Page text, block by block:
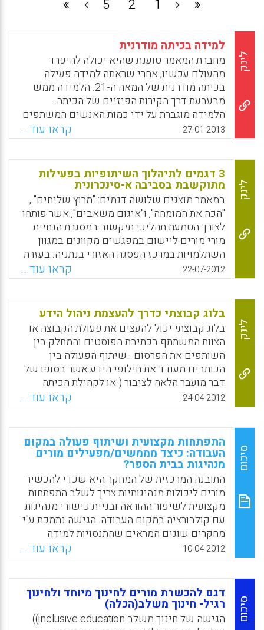
1
2
5
לינק
למידה בכיתה מודרנית
מחברת המאמר טוענת שהיא יכולה להיפרד
מהעולם עכשיו, אחרי שראתה למידה פעילה
בכיתה מודרנית של המאה ה-21. הלמידה ממש
מבעבעת דרך הקירות הפיזיים של הכיתה.
הלמידה מוגברת על ידי כמות האנשים המשתפים
פעולה, המתנסים, המתרגלים, המתקשרים
והיוצרים. הלמידה הפעילה היא לא על כלים
טכנולוגיים אלא איזה שימוש יכולים תלמידים
לעשות בהם כדי ללמוד דרכים חדשות. הלמידה
היא על משימות אותנטיות, המאפשרות לתלמידים
לתרום באופן אישי ועצמי ולהביא אותם להכרה
שחומרי הלמידה שלהם נמצאים בעולם האמיתי (
Silvia Rosenthal Tolisano ) .
WhatsApp
Facebook
Email
X
27-01-2013 קראו עוד...
לינק
3 דגמים לתיהלוך השיתופיות בפעילות
מתוקשבת בסביבה א-סינכרונית
במאמר מוצגים שלושה דגמים: "מרוץ שליחים" ,
"הכה את המומחה", ו"איגום משאבים", אשר פותחו
לצורך הטמעת תהליכי תיקשוב במסגרת הנחיית
מורי מורים ליישום במפגשים מקוונים במגוון
השתלמויות במרכז הפסגה האזורי בנתניה. בעזרת
הדגמים האלה, המתארים באופן מילולי וחזותי את
האינטראקציה הנרקמת בין חברי הקבוצה, ניתן
ליצור משימה מתוקשבת שתצריך שיתוף פעולה
בין המשתתפים בשלבים השונים של תהליך
הלמידה: תיכנון, תוצר והערכה ( רונית קב) .
WhatsApp
Facebook
Email
X
22-07-2012 קראו עוד...
לינק
בלוג קבוצתי כדרך להעצמת ניהול הידע
בלוג קבוצתי יכול להעצים את פעולת הקבוצה או
הצוות המשתתף בכתיבת הפוסטים והמחלק בין
השותפים את הפרסום . שיתוף הפעולה בין
הכותבים מעודד את חילופי הידע אשר בסופו של
דבר מועבר הלאה לציבור ( או לקהילת הכיתה
הרחבה יותר) . התופעה של בלוגים קבוצתיים
קיימת בעולם התאגידי , בעיקר בחברות
המחשבים הגדולות שם צוותי פיתוח מוציאים
לאור בלוג שיתופי . גם בחינוך בישראל קיימים
כמה דוגמאות של בלוגים קבוצתייים אשר יוצרים
תשתית לניהול ידע .
WhatsApp
Facebook
Email
X
24-04-2012 קראו עוד...
סיכום
התפתחות מקצועית ושיתוף פעולה במקום
העבודה: כיצד מממשים/מפעילים מורים
מנהיגות בבית הספר?
התובנה המרכזית של המחקר היא שכדי להכשיר
מורים ליכולות מנהיגותיות צריך לשלב התפתחות
מקצועית לשיפור ההוראה ובניית כישורי מנהיגות
עם קולבורציה במקום העבודה. הגישה נתמכת ע"י
מחקרים שונים המראים שהתנסויות למידה
אישיות וקבוצתיות תומכות בהתפתחות מנהיגות
מורים, אף כי הלמידה האינדיווידואלית היא
המשפיעה ביותר. בנוסף, מנהיגות מורה מתפתחת
יותר כשיש למורים הזדמנויות לנסות בשטח
תפקידי מנהיגות שונים (Jana Hunzicker).
10-04-2012 קראו עוד...
סיכום
דגם להכשרת מורים לחינוך מיוחד ולחינוך
רגיל- חינוך משלב(הכלה)
הגישה של חינוך משלב inclusive education))